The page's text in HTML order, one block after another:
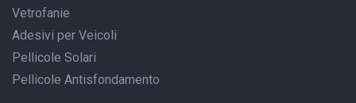
Vetrofanie
Adesivi per Veicoli
Pellicole Solari
Pellicole Antisfondamento